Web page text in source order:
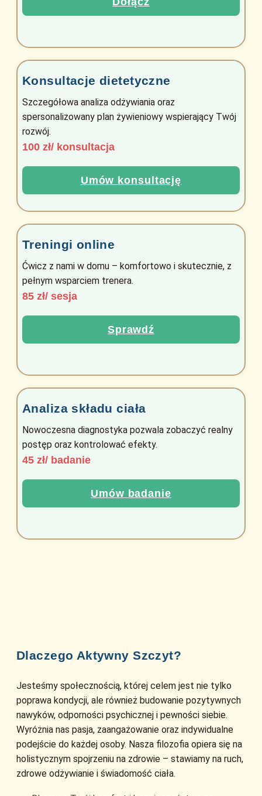
Konsultacje dietetyczne
Szczegółowa analiza odżywiania oraz
spersonalizowany plan żywieniowy wspierający Twój
rozwój.
100 zł/ konsultacja
Umów konsultację
Treningi online
Ćwicz z nami w domu – komfortowo i skutecznie, z
pełnym wsparciem trenera.
85 zł/ sesja
Sprawdź
Analiza składu ciała
Nowoczesna diagnostyka pozwala zobaczyć realny
postęp oraz kontrolować efekty.
45 zł/ badanie
Umów badanie
Dlaczego Aktywny Szczyt?
Jesteśmy społecznością, której celem jest nie tylko
poprawa kondycji, ale również budowanie pozytywnych
nawyków, odporności psychicznej i pewności siebie.
Wyróżnia nas pasja, zaangażowanie oraz indywidualne
podejście do każdej osoby. Nasza filozofia opiera się na
holistycznym spojrzeniu na zdrowie – stawiamy na ruch,
zdrowe odżywianie i świadomość ciała.